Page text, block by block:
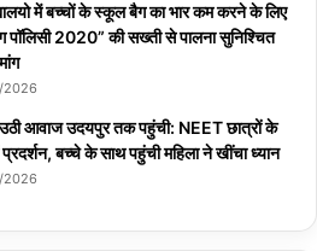
में बच्चों के स्कूल बैग का भार कम करने के लिए
पॉलिसी 2020” की सख्ती से पालना सुनिश्चित
2026
उठी आवाज उदयपुर तक पहुंची: NEET छात्रों के
बच्चे के साथ पहुंची महिला ने खींचा ध्यान
2026